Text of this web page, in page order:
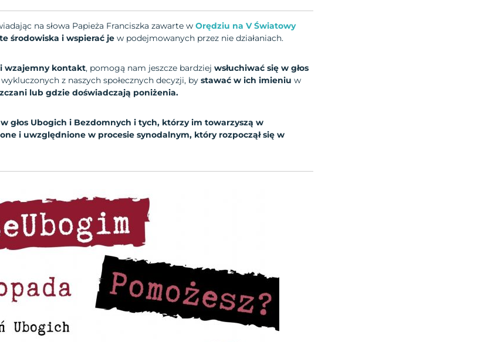
na słowa Papieża Franciszka zawarte w Orędziu na V Światowy
środowiska i wspierać je w podejmowanych przez nie działaniach.
wzajemny kontakt, pomogą nam jeszcze bardziej wsłuchiwać się w głos
z naszych społecznych decyzji, by stawać w ich imieniu w
lub gdzie doświadczają poniżenia.
głos Ubogich i Bezdomnych i tych, którzy im towarzyszą w
i uwzględnione w procesie synodalnym, który rozpoczął się w